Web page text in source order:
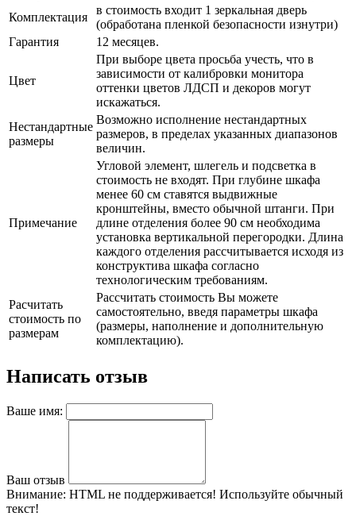
Комплектация
в стоимость входит 1 зеркальная дверь
(обработана пленкой безопасности изнутри)
Гарантия
12 месяцев.
Цвет
При выборе цвета просьба учесть, что в
зависимости от калибровки монитора
оттенки цветов ЛДСП и декоров могут
искажаться.
Нестандартные
размеры
Возможно исполнение нестандартных
размеров, в пределах указанных диапазонов
величин.
Примечание
Угловой элемент, шлегель и подсветка в
стоимость не входят. При глубине шкафа
менее 60 см ставятся выдвижные
кронштейны, вместо обычной штанги. При
длине отделения более 90 см необходима
установка вертикальной перегородки. Длина
каждого отделения рассчитывается исходя из
конструктива шкафа согласно
технологическим требованиям.
Расчитать
стоимость по
размерам
Рассчитать стоимость Вы можете
самостоятельно, введя параметры шкафа
(размеры, наполнение и дополнительную
комплектацию).
Написать отзыв
Ваше имя:
Ваш отзыв
Внимание: HTML не поддерживается! Используйте обычный
текст!